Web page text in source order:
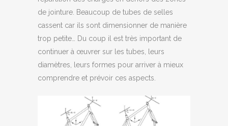
de jointure. Beaucoup de tubes de selles
cassent car ils sont dimensionner de manière
trop petite… Du coup il est très important de
continuer à œuvrer sur les tubes, leurs
diamètres, leurs formes pour arriver à mieux
comprendre et prévoir ces aspects.